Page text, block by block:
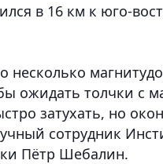
в 16 км к юго-
несколько
ожидать толчки с
затухать, но
сотрудник
Пётр Шебалин.